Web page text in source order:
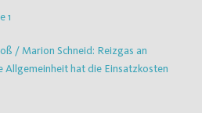
1
/ Marion Schneid: Reizgas an
Allgemeinheit hat die Einsatzkosten